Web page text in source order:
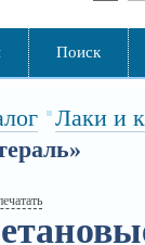
Поиск
Лаки и